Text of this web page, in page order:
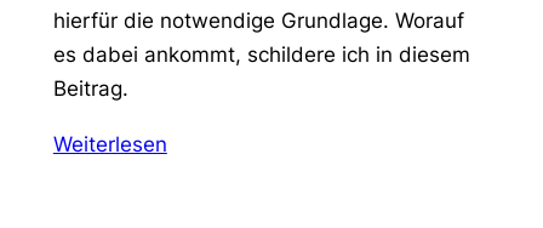
hierfür die notwendige Grundlage. Worauf
es dabei ankommt, schildere ich in diesem
Beitrag.
Weiterlesen